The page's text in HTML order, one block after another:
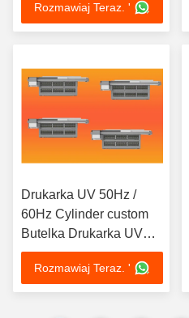
Rozmawiaj Teraz. '
Drukarka UV 50Hz /
60Hz Cylinder custom
Butelka Drukarka UV
cylindryczna
Rozmawiaj Teraz. '